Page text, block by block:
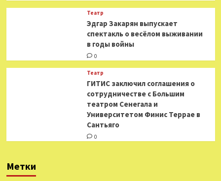
Театр
Эдгар Закарян выпускает
спектакль о весёлом выживании
в годы войны
0
Театр
ГИТИС заключил соглашения о
сотрудничестве с Большим
театром Сенегала и
Университетом Финис Террае в
Сантьяго
0
Метки